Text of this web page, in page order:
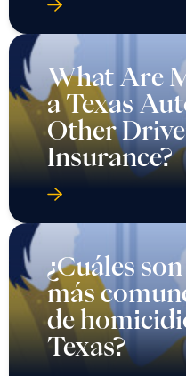
What Are
a Texas
Other
Insurance?
¿Cuáles
más
de
Texas?